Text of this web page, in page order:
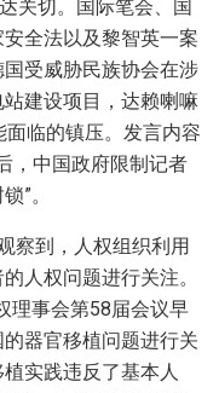
关切。国际笔会、国
全法以及黎智英一案
受威胁民族协会在涉
建设项目，达赖喇嘛
临的镇压。发言内容
，中国政府限制记者
”。
察到，人权组织利用
人权问题进行关注。
理事会第58届会议早
器官移植问题进行关
实践违反了基本人